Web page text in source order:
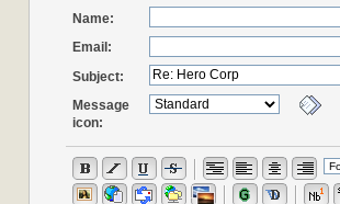
Name:
Email:
Subject:
Message
icon: